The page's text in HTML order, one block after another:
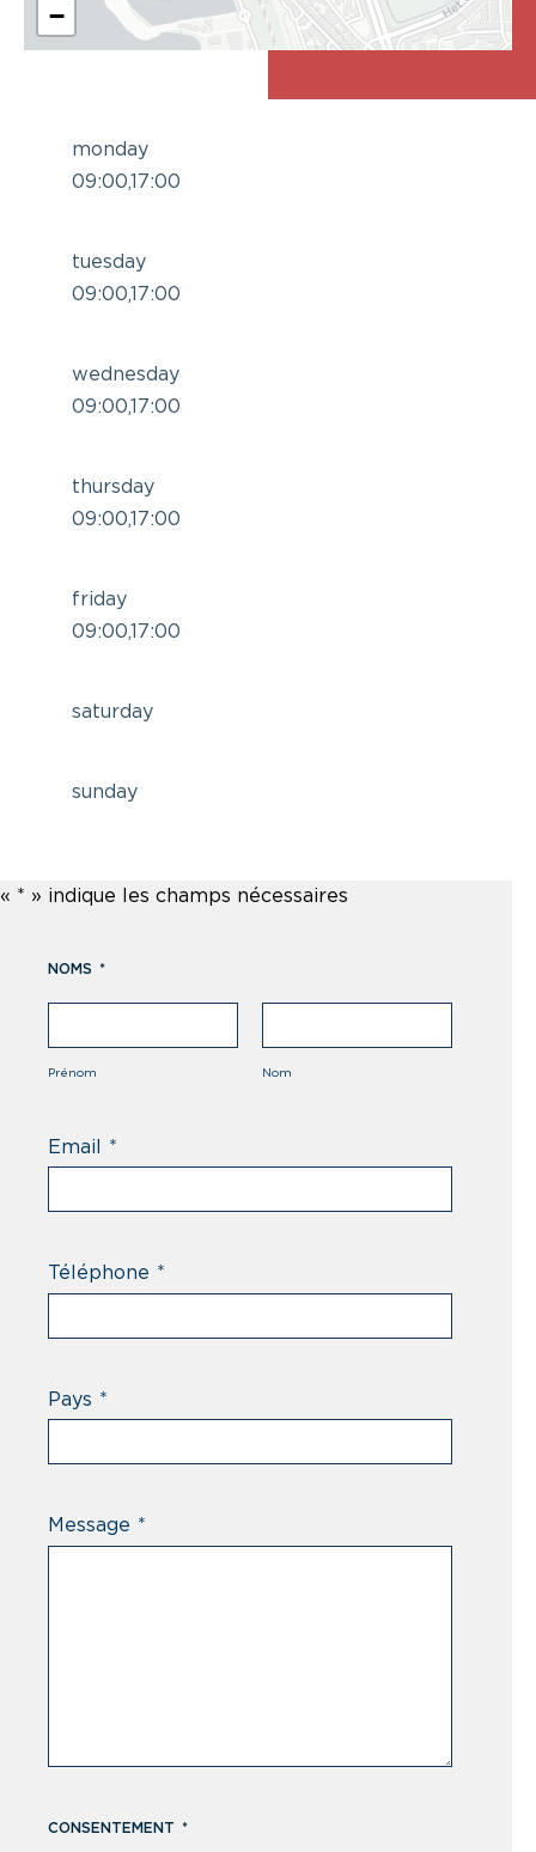
−
monday
09:00,17:00
tuesday
09:00,17:00
wednesday
09:00,17:00
thursday
09:00,17:00
friday
09:00,17:00
saturday
sunday
« * » indique les champs nécessaires
NOMS *
Prénom Nom
Email *
Téléphone *
Pays *
Message *
CONSENTEMENT *